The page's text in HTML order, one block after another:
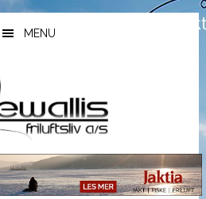
MENU